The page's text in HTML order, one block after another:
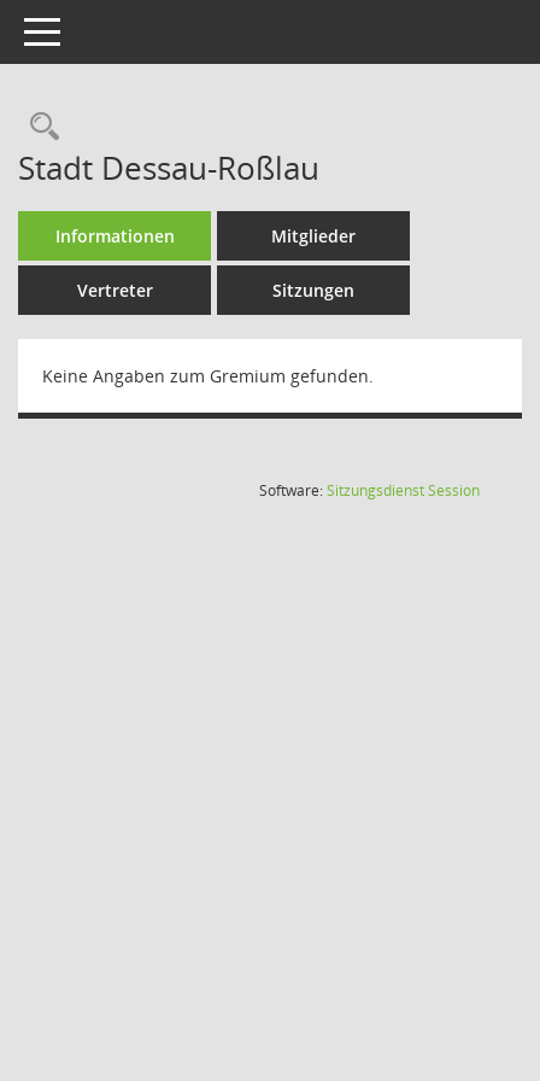
Toggle navigation
Rechercheauswahl
Stadt Dessau-Roßlau
Informationen Mitglieder
Vertreter Sitzungen
Keine Angaben zum Gremium gefunden.
Software:SitzungsdienstSession(Wird in